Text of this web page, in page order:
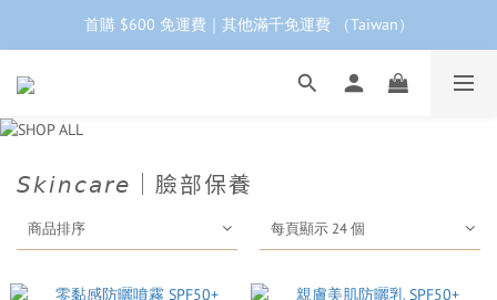
工作日下單 24小時內 快速出貨
首購 $600 免運費｜其他滿千免運費 （Taiwan）
首購會員95折再折$100｜加LINE領$68折價券 ➩
𝘚𝘬𝘪𝘯𝘤𝘢𝘳𝘦｜臉部保養
商品排序 每頁顯示 24 個